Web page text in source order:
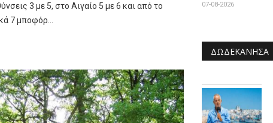
3 με 5, στο Αιγαίο 5 με 6 και από το
7 μποφόρ…
07-08-2026
ΔΩΔΕΚΆΝΗΣΑ